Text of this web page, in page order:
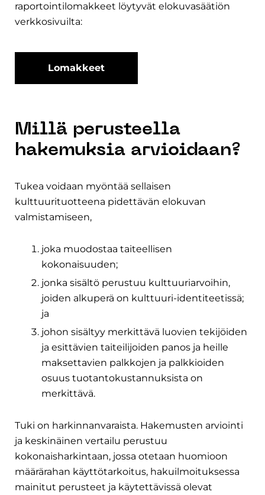
raportointilomakkeet löytyvät elokuvasäätiön
verkkosivuilta:
Lomakkeet
Millä perusteella
hakemuksia arvioidaan?
Tukea voidaan myöntää sellaisen
kulttuurituotteena pidettävän elokuvan
valmistamiseen,
joka muodostaa taiteellisen
kokonaisuuden;
jonka sisältö perustuu kulttuuriarvoihin,
joiden alkuperä on kulttuuri-identiteetissä;
ja
johon sisältyy merkittävä luovien tekijöiden
ja esittävien taiteilijoiden panos ja heille
maksettavien palkkojen ja palkkioiden
osuus tuotantokustannuksista on
merkittävä.
Tuki on harkinnanvaraista. Hakemusten arviointi
ja keskinäinen vertailu perustuu
kokonaisharkintaan, jossa otetaan huomioon
määrärahan käyttötarkoitus, hakuilmoituksessa
mainitut perusteet ja käytettävissä olevat